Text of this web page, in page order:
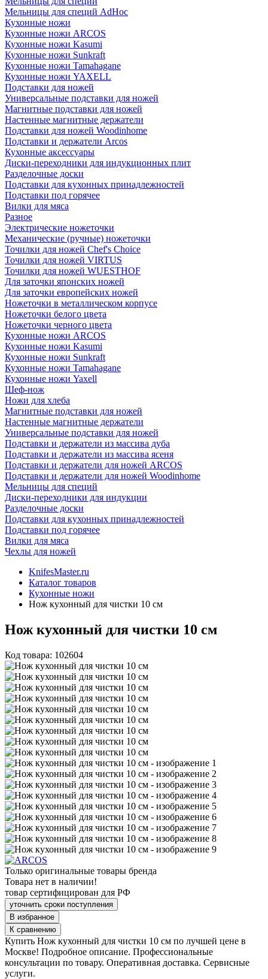
Мельницы для специй AdHoc
Кухонные ножи
Кухонные ножи ARCOS
Кухонные ножи Kasumi
Кухонные ножи Sunkraft
Кухонные ножи Tamahagane
Кухонные ножи YAXELL
Подставки для ножей
Универсальные подставки для ножей
Магнитные подставки для ножей
Настенные магнитные держатели
Подставки для ножей Woodinhome
Подставки и держатели Arcos
Кухонные аксессуары
Диски-переходники для индукционных плит
Разделочные доски
Подставки для кухонных принадлежностей
Подставки под горячее
Вилки для мяса
Разное
Электрические ножеточки
Механические (ручные) ножеточки
Точилки для ножей Chef's Choice
Точилки для ножей VIRTUS
Точилки для ножей WUESTHOF
Для заточки японских ножей
Для заточки европейских ножей
Ножеточки в металлическом корпусе
Ножеточки белого цвета
Ножеточки черного цвета
Кухонные ножи ARCOS
Кухонные ножи Kasumi
Кухонные ножи Sunkraft
Кухонные ножи Tamahagane
Кухонные ножи Yaxell
Шеф-нож
Ножи для хлеба
Магнитные подставки для ножей
Настенные магнитные держатели
Универсальные подставки для ножей
Подставки и держатели из массива дуба
Подставки и держатели из массива ясеня
Подставки и держатели для ножей ARCOS
Подставки и держатели для ножей Woodinhome
Мельницы для специй
Диски-переходники для индукции
Разделочные доски
Подставки для кухонных принадлежностей
Подставки под горячее
Вилки для мяса
Чехлы для ножей
KnifesMaster.ru
Каталог товаров
Кухонные ножи
Нож кухонный для чистки 10 см
Нож кухонный для чистки 10 см
Код товара: 102604
Только оригинальные товары бренда
Товара нет в наличии!
товар сертифицирован для РФ
уточнить сроки поступления
В избранное
К сравнению
Купить Нож кухонный для чистки 10 см по лучшей цене в
Москве! Подробное описание. Профессиональные
консультации по товару. Оперативная доставка. Сервисные
услуги.